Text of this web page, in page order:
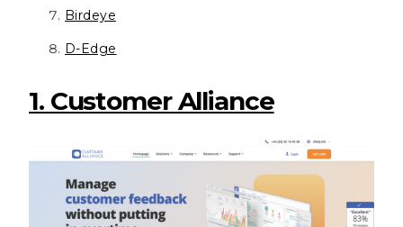
Birdeye
D-Edge
1. Customer Alliance